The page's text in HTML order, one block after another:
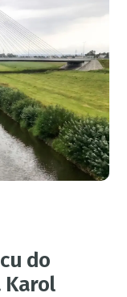
do
Karol